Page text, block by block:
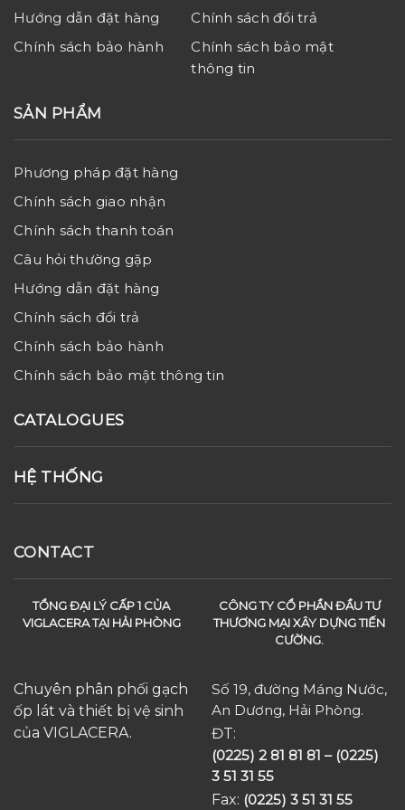
Hướng dẫn đặt hàng
Chính sách đổi trả
Chính sách bảo hành
Chính sách bảo mật
thông tin
SẢN PHẨM
Phương pháp đặt hàng
Chính sách giao nhận
Chính sách thanh toán
Câu hỏi thường gặp
Hướng dẫn đặt hàng
Chính sách đổi trả
Chính sách bảo hành
Chính sách bảo mật thông tin
CATALOGUES
HỆ THỐNG
CONTACT
TỔNG ĐẠI LÝ CẤP 1 CỦA
VIGLACERA TẠI HẢI PHÒNG
Chuyên phân phối gạch
ốp lát và thiết bị vệ sinh
của VIGLACERA.
CÔNG TY CỔ PHẦN ĐẦU TƯ
THƯƠNG MẠI XÂY DỰNG TIẾN
CƯỜNG.
Số 19, đường Máng Nước,
An Dương, Hải Phòng.
ĐT:
(0225) 2 81 81 81 – (0225)
3 51 31 55
Fax: (0225) 3 51 31 55